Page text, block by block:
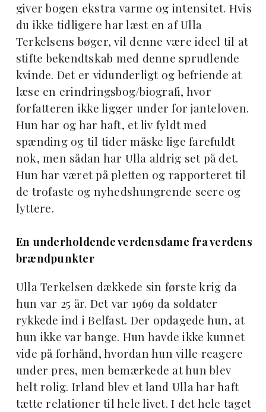
giver bogen ekstra varme og intensitet. Hvis
du ikke tidligere har læst en af Ulla
Terkelsens bøger, vil denne være ideel til at
stifte bekendtskab med denne sprudlende
kvinde. Det er vidunderligt og befriende at
læse en erindringsbog/biografi, hvor
forfatteren ikke ligger under for janteloven.
Hun har og har haft, et liv fyldt med
spænding og til tider måske lige farefuldt
nok, men sådan har Ulla aldrig set på det.
Hun har været på pletten og rapporteret til
de trofaste og nyhedshungrende seere og
lyttere.
En underholdende verdensdame fra verdens
brændpunkter
Ulla Terkelsen dækkede sin første krig da
hun var 25 år. Det var 1969 da soldater
rykkede ind i Belfast. Der opdagede hun, at
hun ikke var bange. Hun havde ikke kunnet
vide på forhånd, hvordan hun ville reagere
under pres, men bemærkede at hun blev
helt rolig. Irland blev et land Ulla har haft
tætte relationer til hele livet. I det hele taget